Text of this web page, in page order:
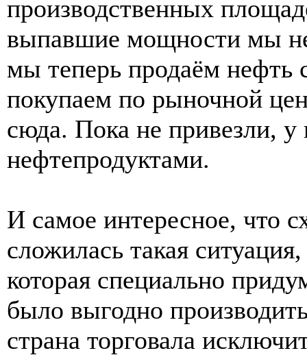
производственных
выпавшие мощности мы
мы теперь продаём
покупаем по рыночной
сюда. Пока не привезли, у
нефтепродуктами.
И самое интересное, что
сложилась такая
которая специально
было выгодно
страна торговала